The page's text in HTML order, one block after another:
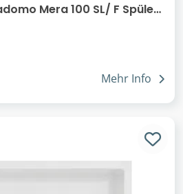
Mera 100 SL/ F Spüle
Einbau mit
inkl. Armaturbohrung
Mehr Info